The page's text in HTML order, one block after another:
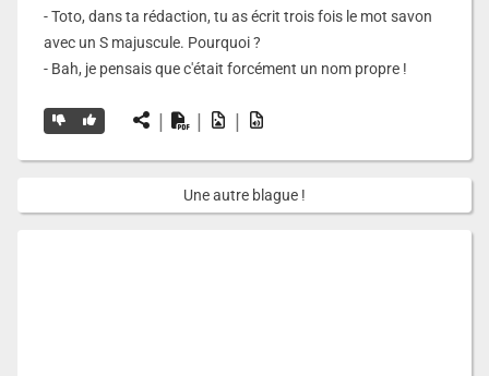
- Toto, dans ta rédaction, tu as écrit trois fois le mot savon
avec un S majuscule. Pourquoi ?
- Bah, je pensais que c'était forcément un nom propre !
| | |
Une autre blague !